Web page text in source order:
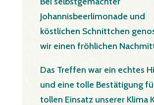
Johannisbeerlimonade und
köstlichen Schnittchen
wir einen fröhlichen
Das Treffen war ein echtes
und eine tolle Bestätigung
tollen Einsatz unserer Klima